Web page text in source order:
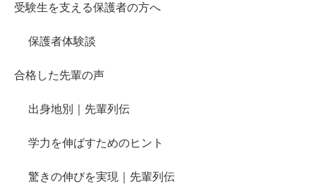
受験生を支える保護者の方へ
保護者体験談
合格した先輩の声
出身地別｜先輩列伝
学力を伸ばすためのヒント
驚きの伸びを実現｜先輩列伝